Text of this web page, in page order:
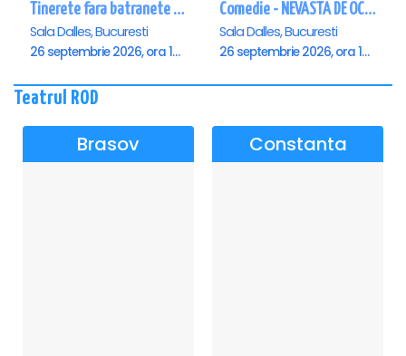
Tinerete fara batranete si viata fara de moarte
Sala Dalles, Bucuresti
26 septembrie 2026, ora 10:30
Comedie - NEVASTA DE OCAZIE !!!
Sala Dalles, Bucuresti
26 septembrie 2026, ora 19:00
Teatrul ROD
Brasov Constanta